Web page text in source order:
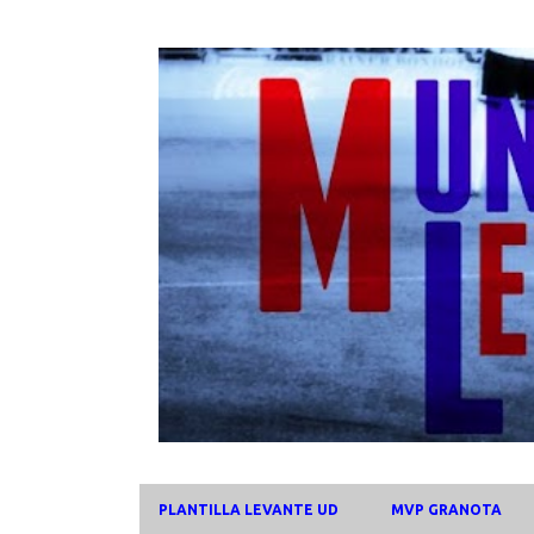
PLANTILLA LEVANTE UD MVP GRANOTA